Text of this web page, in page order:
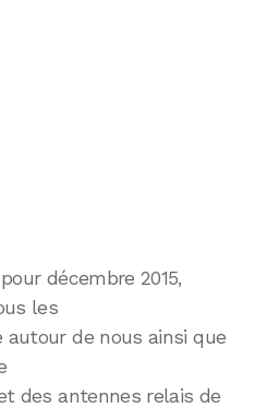
décembre 2015,
les
autour de nous ainsi que
des antennes relais de